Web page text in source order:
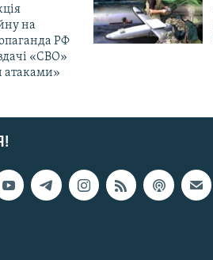
на
РФ
«СВО»
атаками»